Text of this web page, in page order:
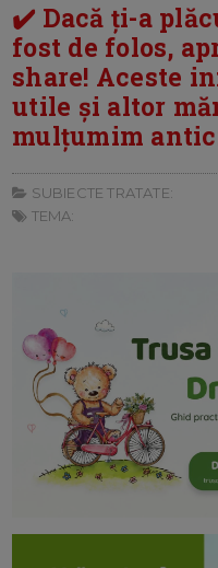
✔️ Dacă ți-a
fost de folos,
share! Aceste
utile și altor
mulțumim
SUBIECTE TRATATE:
TEMA: